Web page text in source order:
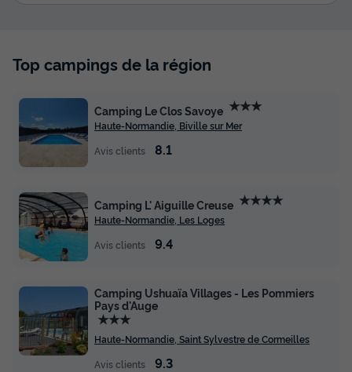
Top campings de la région
Camping Le Clos Savoye ★★★
Haute-Normandie, Biville sur Mer
Avis clients
8.1
Camping L' Aiguille Creuse ★★★★
Haute-Normandie, Les Loges
Avis clients
9.4
Camping Ushuaïa Villages - Les Pommiers
Pays d'Auge
★★★
Haute-Normandie, Saint Sylvestre de Cormeilles
Avis clients
9.3